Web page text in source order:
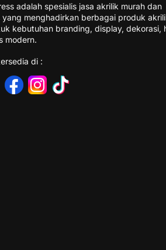
adalah spesialis jasa akrilik murah dan
yang menghadirkan berbagai produk
kebutuhan branding, display, dekorasi,
modern.
di :